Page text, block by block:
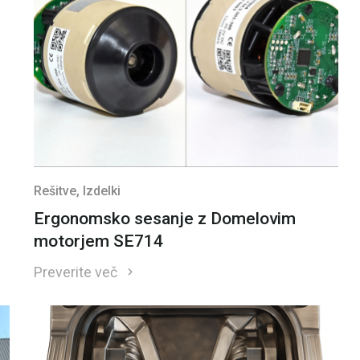
Rešitve, Izdelki
Ergonomsko sesanje z Domelovim
motorjem SE714
Preverite več